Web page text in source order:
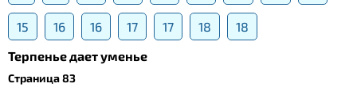
15 16 16 17 17 18
18
Терпенье дает уменье
Страница 83